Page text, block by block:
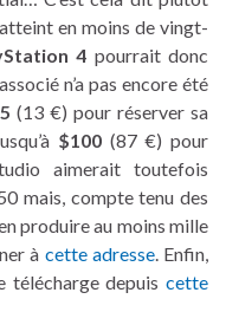
en moins de vingt-
4 pourrait donc
n’a pas encore été
(13 €) pour réserver sa
$100(87 €) pour
aimerait toutefois
mais, compte tenu des
produire au moins mille
à cette adresse. Enfin,
télécharge depuis cette